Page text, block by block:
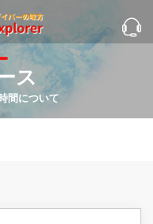
ス
間について